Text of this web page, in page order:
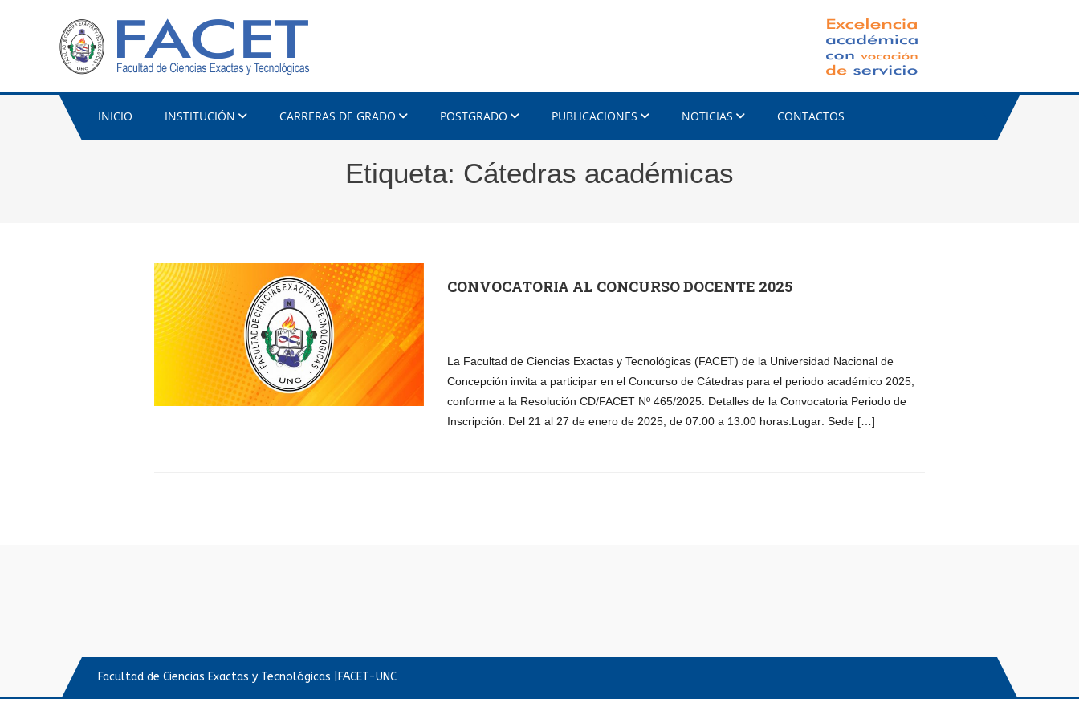
INICIO INSTITUCIÓN CARRERAS DE GRADO POSTGRADO PUBLICACIONES NOTICIAS CONTACTOS
Etiqueta: Cátedras académicas
CONVOCATORIA AL CONCURSO DOCENTE 2025
La Facultad de Ciencias Exactas y Tecnológicas (FACET) de la Universidad Nacional de
Concepción invita a participar en el Concurso de Cátedras para el periodo académico 2025,
conforme a la Resolución CD/FACET Nº 465/2025. Detalles de la Convocatoria Periodo de
Inscripción: Del 21 al 27 de enero de 2025, de 07:00 a 13:00 horas.Lugar: Sede […]
Facultad de Ciencias Exactas y Tecnológicas |FACET-UNC